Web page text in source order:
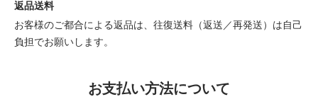
返品送料
お客様のご都合による返品は、往復送料（返送／再発送）は自己
負担でお願いします。
お支払い方法について